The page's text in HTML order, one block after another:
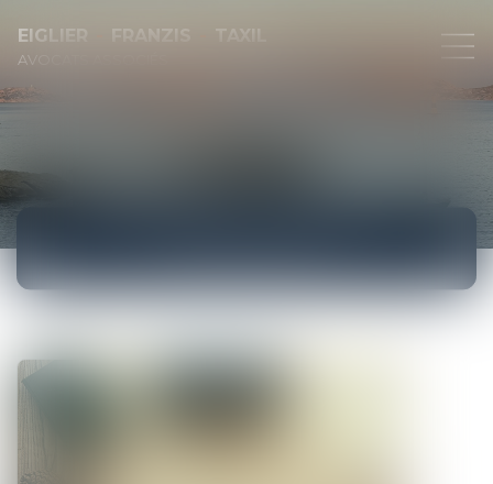
EIGLIER FRANZIS TAXIL
AVOCATS ASSOCIÉS